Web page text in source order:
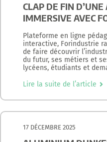
CLAP DE FIN
IMMERSIVE AVEC
Plateforme en ligne
interactive, Forindustrie
de faire découvrir
du futur, ses métiers et
lycéens, étudiants et
Lire la suite de l’article
17 DÉCEMBRE 2025